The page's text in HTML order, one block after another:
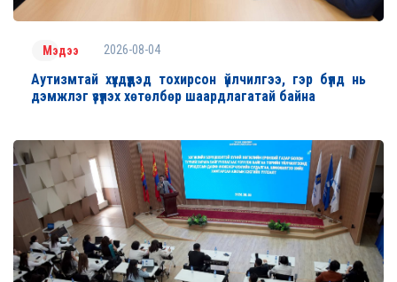
Мэдээ 2026-08-04
Аутизмтай хүүхдүүдэд тохирсон үйлчилгээ, гэр бүлд нь
дэмжлэг үзүүлэх хөтөлбөр шаардлагатай байна